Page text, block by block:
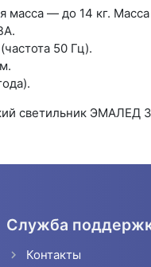
— до 14 кг.
50 Гц).
светильник
Служба
Контакты